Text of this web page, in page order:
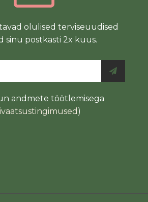
olulised terviseuudised
sinu postkasti 2x kuus.
andmete töötlemisega
)